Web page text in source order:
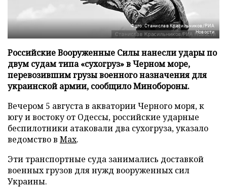
Фото: Станислав Красильников/РИА
Новости
Российские Вооруженные Силы нанесли удары по
двум судам типа «сухогруз» в Черном море,
перевозившим грузы военного назначения для
украинской армии, сообщило Минобороны.
Вечером 5 августа в акватории Черного моря, к
югу и востоку от Одессы, российские ударные
беспилотники атаковали два сухогруза, указало
ведомство в Max.
Эти транспортные суда занимались доставкой
военных грузов для нужд вооруженных сил
Украины.